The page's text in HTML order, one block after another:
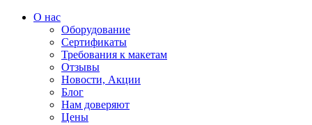
О нас
Оборудование
Сертификаты
Требования к макетам
Отзывы
Новости, Акции
Блог
Нам доверяют
Цены